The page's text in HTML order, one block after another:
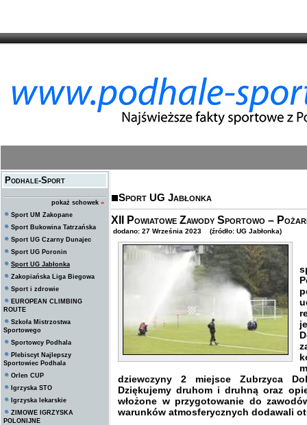
Podhale-Sport
pokaż schowek »
Sport UM Zakopane
Sport Bukowina Tatrzańska
Sport UG Czarny Dunajec
Sport UG Poronin
Sport UG Jabłonka
Zakopiańska Liga Biegowa
Sport i zdrowie
EUROPEAN CLIMBING
ROUTE
Szkoła Mistrzostwa
Sportowego
Sportowcy Podhala
Plebiscyt Najlepszy
Sportowiec Podhala
Orlen CUP
Igrzyska STO
Igrzyska lekarskie
ZIMOWE IGRZYSKA
POLONIJNE
Sport UG Jabłonka
XII Powiatowe Zawody Sportowo –
dodano: 27 Września 2023 (źródło: UG Jabłonka)
dziewczyny 2 miejsce Zubrzyca
Dziękujemy druhom i druhną oraz
włożone w przygotowanie do
warunków atmosferycznych dodawali